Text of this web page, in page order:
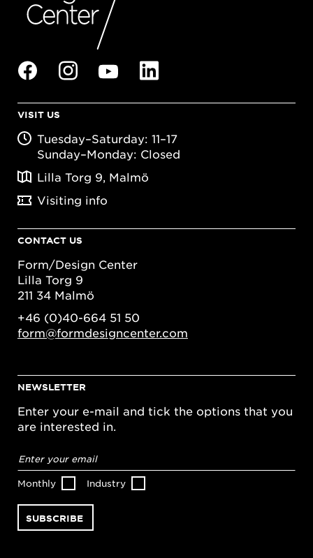
VISIT US
Tuesday–Saturday: 11–17
Sunday–Monday: Closed
Lilla Torg 9, Malmö
Visiting info
CONTACT US
Form/Design Center
Lilla Torg 9
211 34 Malmö
+46 (0)40-664 51 50
form@formdesigncenter.com
NEWSLETTER
Enter your e-mail and tick the options that you
are interested in.
address*
Monthly Industry